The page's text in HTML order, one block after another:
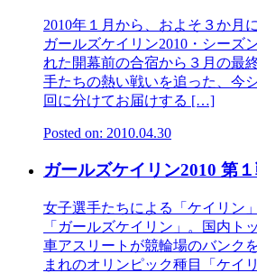
2010年１月から、およそ３か月
ガールズケイリン2010・シーズ
れた開幕前の合宿から３月の最
手たちの熱い戦いを追った、今
回に分けてお届けする […]
Posted on: 2010.04.30
ガールズケイリン2010 第１
女子選手たちによる「ケイリン
「ガールズケイリン」。国内ト
車アスリートが競輪場のバンク
まれのオリンピック種目「ケイ